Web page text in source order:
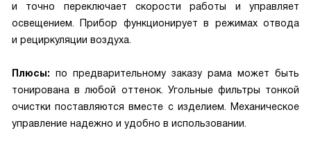
и точно переключает скорости работы и управляет
освещением. Прибор функционирует в режимах отвода
и рециркуляции воздуха.
Плюсы: по предварительному заказу рама может быть
тонирована в любой оттенок. Угольные фильтры тонкой
очистки поставляются вместе с изделием. Механическое
управление надежно и удобно в использовании.